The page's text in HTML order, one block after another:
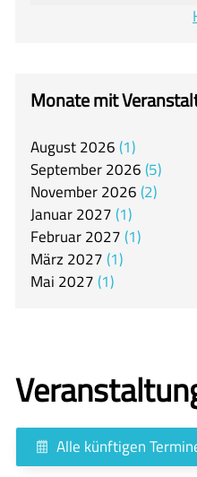
Unter-, Mittel und
itslearning
Arbeitsgemeinschaften
Mensa
Unsere
Kontakt
Monate mit
August2026 1
September2026 5
November2026 2
Januar2027 1
Februar2027 1
März 2027 1
Mai 2027 1
Alle künftigen